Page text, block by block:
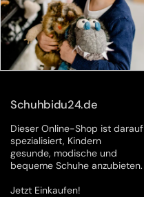
Schuhbidu24.de
Dieser Online-Shop ist darauf
spezialisiert, Kindern
gesunde, modische und
bequeme Schuhe anzubieten.
Jetzt Einkaufen!